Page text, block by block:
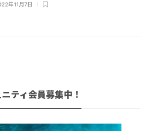
年11月7日
ティ会員募集中！